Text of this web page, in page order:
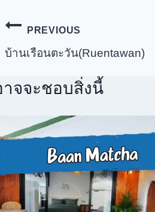
PREVIOUS
บ้านเรือนตะวัน(Ruentawan)
จจะชอบสิ่งนี้